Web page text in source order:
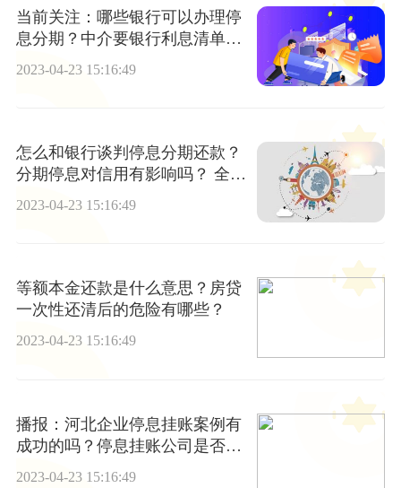
当前关注：哪些银行可以办理停
息分期？中介要银行利息清单干
2023-04-23 15:16:49
怎么和银行谈判停息分期还款？
分期停息对信用有影响吗？ 全球
2023-04-23 15:16:49
等额本金还款是什么意思？房贷
一次性还清后的危险有哪些？
2023-04-23 15:16:49
播报：河北企业停息挂账案例有
成功的吗？停息挂账公司是否靠
2023-04-23 15:16:49